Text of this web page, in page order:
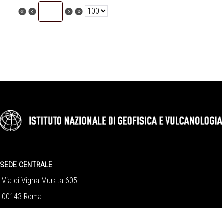
SEDE CENTRALE
Via di Vigna Murata 605
00143 Roma